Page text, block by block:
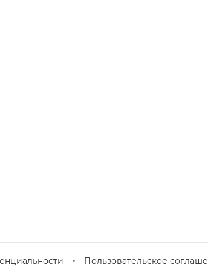
Пользовательское